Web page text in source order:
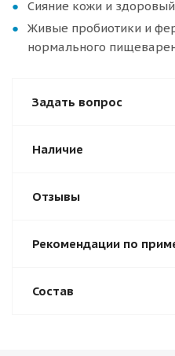
Сияние кожи и
Живые пробиотики и
нормального
Задать вопрос
Наличие
Отзывы
Рекомендации по
Состав